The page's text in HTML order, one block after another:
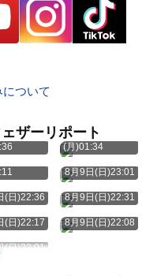
ついて
ザーリポート
8月10日
(月)01:34
8月9日(日)23:01
(日)22:36 8月9日(日)22:31
(日)22:17 8月9日(日)22:08
(日)22:01